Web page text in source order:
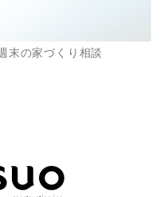
末の家づくり相談